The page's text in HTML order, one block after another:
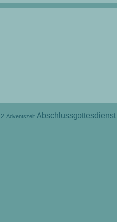
Adventszeit Abschlussgottesdienst